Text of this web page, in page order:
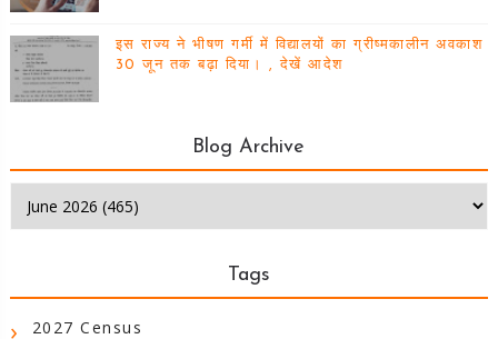
इस राज्य ने भीषण गर्मी में विद्यालयों का ग्रीष्मकालीन अवकाश
30 जून तक बढ़ा दिया। , देखें आदेश
Blog Archive
Tags
2027 Census